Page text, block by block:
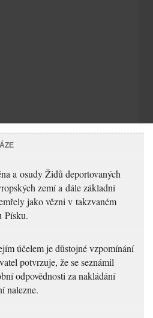
a osudy Židů deportovaných
zemí a dále základní
jako vězni v takzvaném
Písku.
účelem je důstojné vzpomínání
potvrzuje, že se seznámil
odpovědnosti za nakládání
nalezne.